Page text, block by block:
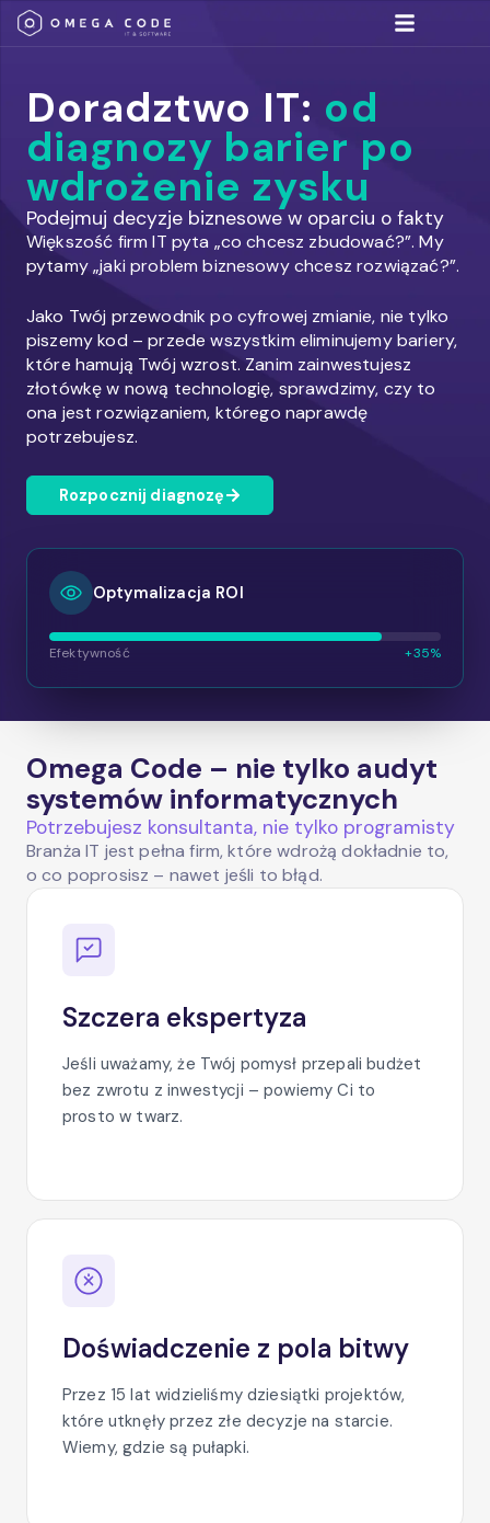
Doradztwo IT: od
diagnozy barier po
wdrożenie zysku
Podejmuj decyzje biznesowe w oparciu o fakty
Większość firm IT pyta „co chcesz zbudować?”. My
pytamy „jaki problem biznesowy chcesz rozwiązać?”.
Jako Twój przewodnik po cyfrowej zmianie, nie tylko
piszemy kod – przede wszystkim eliminujemy bariery,
które hamują Twój wzrost. Zanim zainwestujesz
złotówkę w nową technologię, sprawdzimy, czy to
ona jest rozwiązaniem, którego naprawdę
potrzebujesz.
Rozpocznij diagnozę
Optymalizacja ROI
Efektywność +35%
Omega Code – nie tylko audyt
systemów informatycznych
Potrzebujesz konsultanta, nie tylko programisty
Branża IT jest pełna firm, które wdrożą dokładnie to,
o co poprosisz – nawet jeśli to błąd.
Szczera ekspertyza
Jeśli uważamy, że Twój pomysł przepali budżet
bez zwrotu z inwestycji – powiemy Ci to
prosto w twarz.
Doświadczenie z pola bitwy
Przez 15 lat widzieliśmy dziesiątki projektów,
które utknęły przez złe decyzje na starcie.
Wiemy, gdzie są pułapki.